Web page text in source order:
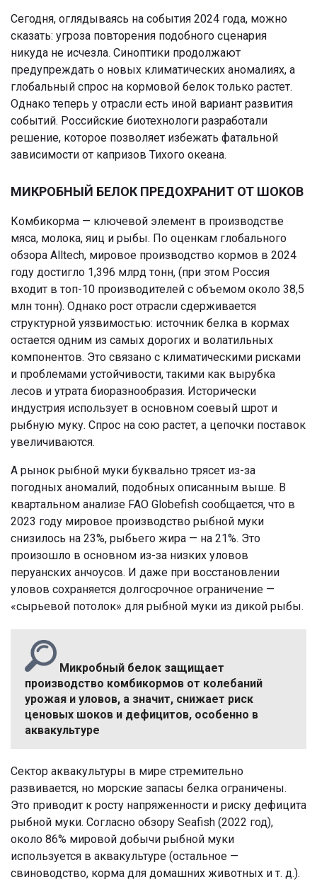
Сегодня, оглядываясь на события 2024 года, можно
сказать: угроза повторения подобного сценария
никуда не исчезла. Синоптики продолжают
предупреждать о новых климатических аномалиях, а
глобальный спрос на кормовой белок только растет.
Однако теперь у отрасли есть иной вариант развития
событий. Российские биотехнологи разработали
решение, которое позволяет избежать фатальной
зависимости от капризов Тихого океана.
МИКРОБНЫЙ БЕЛОК ПРЕДОХРАНИТ ОТ ШОКОВ
Комбикорма — ключевой элемент в производстве
мяса, молока, яиц и рыбы. По оценкам глобального
обзора Alltech, мировое производство кормов в 2024
году достигло 1,396 млрд тонн, (при этом Россия
входит в топ-10 производителей с объемом около 38,5
млн тонн). Однако рост отрасли сдерживается
структурной уязвимостью: источник белка в кормах
остается одним из самых дорогих и волатильных
компонентов. Это связано с климатическими рисками
и проблемами устойчивости, такими как вырубка
лесов и утрата биоразнообразия. Исторически
индустрия использует в основном соевый шрот и
рыбную муку. Спрос на сою растет, а цепочки поставок
увеличиваются.
А рынок рыбной муки буквально трясет из-за
погодных аномалий, подобных описанным выше. В
квартальном анализе FAO Globefish сообщается, что в
2023 году мировое производство рыбной муки
снизилось на 23%, рыбьего жира — на 21%. Это
произошло в основном из-за низких уловов
перуанских анчоусов. И даже при восстановлении
уловов сохраняется долгосрочное ограничение —
«сырьевой потолок» для рыбной муки из дикой рыбы.
Микробный белок защищает
производство комбикормов от колебаний
урожая и уловов, а значит, снижает риск
ценовых шоков и дефицитов, особенно в
аквакультуре
Сектор аквакультуры в мире стремительно
развивается, но морские запасы белка ограничены.
Это приводит к росту напряженности и риску дефицита
рыбной муки. Согласно обзору Seafish (2022 год),
около 86% мировой добычи рыбной муки
используется в аквакультуре (остальное —
свиноводство, корма для домашних животных и т. д.).